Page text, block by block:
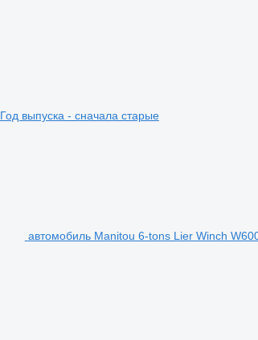
Год выпуска - сначала старые
автомобиль Manitou 6-tons Lier Winch